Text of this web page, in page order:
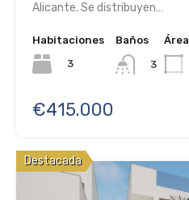
Alicante. Se distribuyen…
Habitaciones
3
Baños
3
Área
€415.000
Destacada